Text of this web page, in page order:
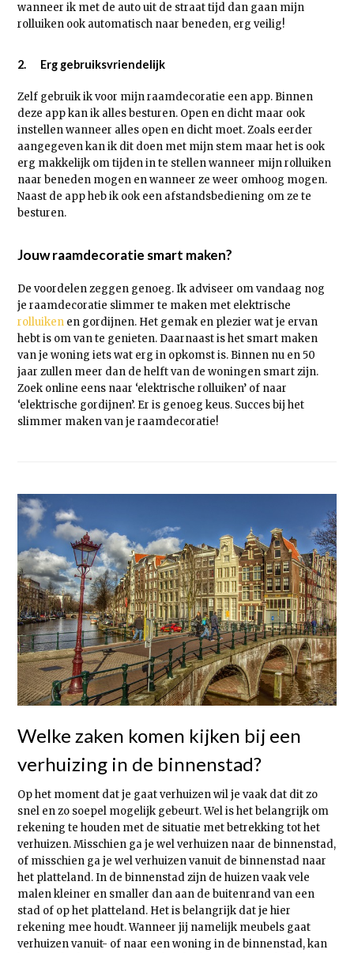
wanneer ik met de auto uit de straat tijd dan gaan mijn
rolluiken ook automatisch naar beneden, erg veilig!
2. Erg gebruiksvriendelijk
Zelf gebruik ik voor mijn raamdecoratie een app. Binnen
deze app kan ik alles besturen. Open en dicht maar ook
instellen wanneer alles open en dicht moet. Zoals eerder
aangegeven kan ik dit doen met mijn stem maar het is ook
erg makkelijk om tijden in te stellen wanneer mijn rolluiken
naar beneden mogen en wanneer ze weer omhoog mogen.
Naast de app heb ik ook een afstandsbediening om ze te
besturen.
Jouw raamdecoratie smart maken?
De voordelen zeggen genoeg. Ik adviseer om vandaag nog
je raamdecoratie slimmer te maken met elektrische
rolluiken en gordijnen. Het gemak en plezier wat je ervan
hebt is om van te genieten. Daarnaast is het smart maken
van je woning iets wat erg in opkomst is. Binnen nu en 50
jaar zullen meer dan de helft van de woningen smart zijn.
Zoek online eens naar ‘elektrische rolluiken’ of naar
‘elektrische gordijnen’. Er is genoeg keus. Succes bij het
slimmer maken van je raamdecoratie!
Welke zaken komen kijken bij een
verhuizing in de binnenstad?
Op het moment dat je gaat verhuizen wil je vaak dat dit zo
snel en zo soepel mogelijk gebeurt. Wel is het belangrijk om
rekening te houden met de situatie met betrekking tot het
verhuizen. Misschien ga je wel verhuizen naar de binnenstad,
of misschien ga je wel verhuizen vanuit de binnenstad naar
het platteland. In de binnenstad zijn de huizen vaak vele
malen kleiner en smaller dan aan de buitenrand van een
stad of op het platteland. Het is belangrijk dat je hier
rekening mee houdt. Wanneer jij namelijk meubels gaat
verhuizen vanuit- of naar een woning in de binnenstad, kan